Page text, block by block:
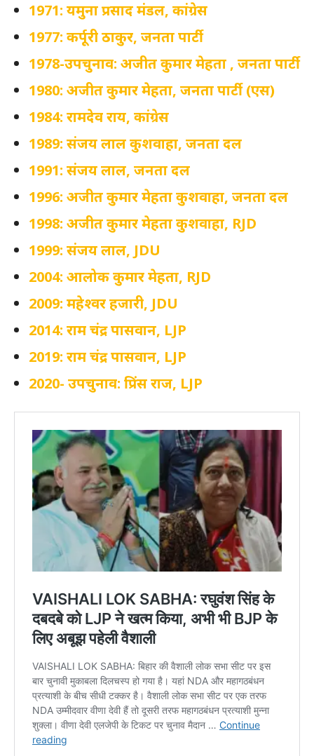
1971: यमुना प्रसाद मंडल, कांग्रेस
1977: कर्पूरी ठाकुर, जनता पार्टी
1978-उपचुनाव: अजीत कुमार मेहता , जनता पार्टी
1980: अजीत कुमार मेहता, जनता पार्टी (एस)
1984: रामदेव राय, कांग्रेस
1989: संजय लाल कुशवाहा, जनता दल
1991: संजय लाल, जनता दल
1996: अजीत कुमार मेहता कुशवाहा, जनता दल
1998: अजीत कुमार मेहता कुशवाहा, RJD
1999: संजय लाल, JDU
2004: आलोक कुमार मेहता, RJD
2009: महेश्वर हजारी, JDU
2014: राम चंद्र पासवान, LJP
2019: राम चंद्र पासवान, LJP
2020- उपचुनाव: प्रिंस राज, LJP